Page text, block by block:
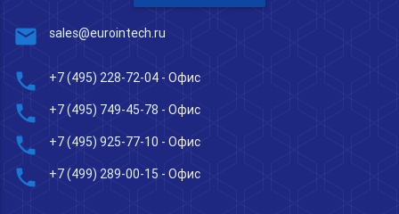
mail sales@eurointech.ru
phone +7 (495) 228-72-04 - Офис
phone +7 (495) 749-45-78 - Офис
phone +7 (495) 925-77-10 - Офис
phone +7 (499) 289-00-15 - Офис